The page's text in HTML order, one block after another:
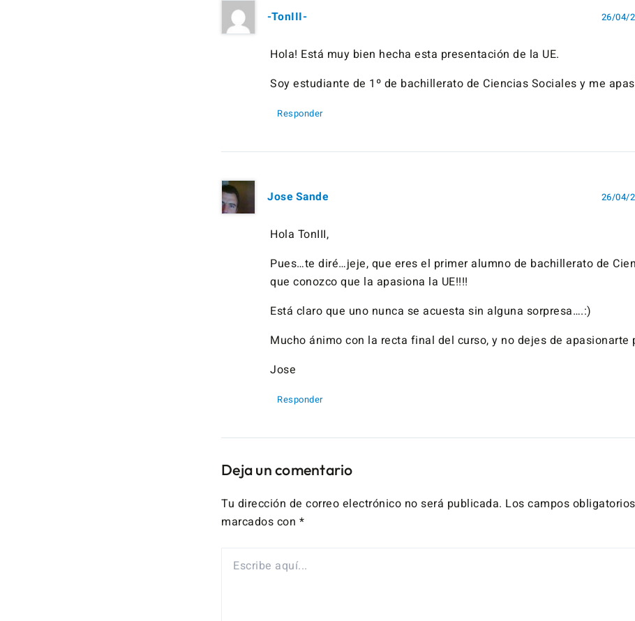
-TonIII- 26/04/
Hola! Está muy bien hecha esta presentación de la UE.
Soy estudiante de 1º de bachillerato de Ciencias Sociales y me
Responder
Jose Sande 26/04/
Hola TonIII,
Pues…te diré…jeje, que eres el primer alumno de bachillerato de
que conozco que la apasiona la UE!!!!
Está claro que uno nunca se acuesta sin alguna sorpresa….:)
Mucho ánimo con la recta final del curso, y no dejes de apasionarte
Jose
Responder
Deja un comentario
Tu dirección de correo electrónico no será publicada. Los campos
marcados con *
AQUÍ...